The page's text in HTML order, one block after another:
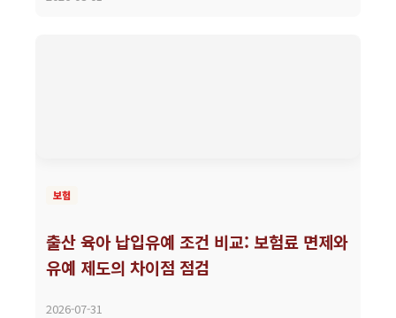
보험
출산 육아 납입유예 조건 비교: 보험료 면제와
유예 제도의 차이점 점검
2026-07-31